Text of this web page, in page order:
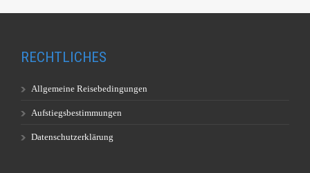
RECHTLICHES
Allgemeine Reisebedingungen
Aufstiegsbestimmungen
Datenschutzerklärung